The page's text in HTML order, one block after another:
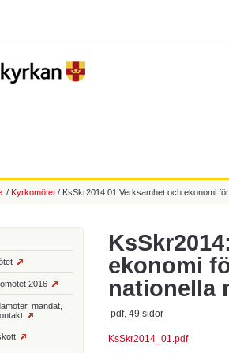
ekonomi
nationella
pdf, 49 sidor
KsSkr2014_01.pdf
2016
mandat,
/ Kyrkomötet / KsSkr2014:01 Verksamhet och ekonomi